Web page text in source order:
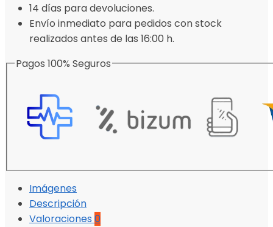
14 días para devoluciones.
Envío inmediato para pedidos con stock
realizados antes de las 16:00 h.
Pagos 100% Seguros
Imágenes
Descripción
Valoraciones 0